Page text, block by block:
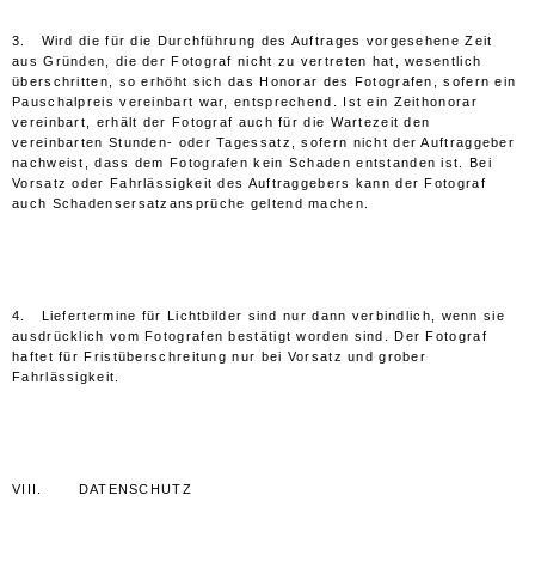
3. Wird die für die Durchführung des Auftrages vorgesehene Zeit
aus Gründen, die der Fotograf nicht zu vertreten hat, wesentlich
überschritten, so erhöht sich das Honorar des Fotografen, sofern ein
Pauschalpreis vereinbart war, entsprechend. Ist ein Zeithonorar
vereinbart, erhält der Fotograf auch für die Wartezeit den
vereinbarten Stunden- oder Tagessatz, sofern nicht der Auftraggeber
nachweist, dass dem Fotografen kein Schaden entstanden ist. Bei
Vorsatz oder Fahrlässigkeit des Auftraggebers kann der Fotograf
auch Schadensersatzansprüche geltend machen.
4. Liefertermine für Lichtbilder sind nur dann verbindlich, wenn sie
ausdrücklich vom Fotografen bestätigt worden sind. Der Fotograf
haftet für Fristüberschreitung nur bei Vorsatz und grober
Fahrlässigkeit.
VIII. DATENSCHUTZ